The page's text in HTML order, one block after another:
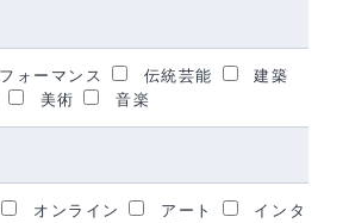
ォーマンス 伝統芸能
建築
美術 音楽
オンライン アート
インタ